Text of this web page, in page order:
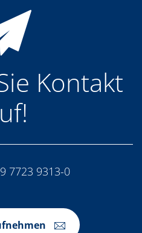
Kontakt
7723 9313-0